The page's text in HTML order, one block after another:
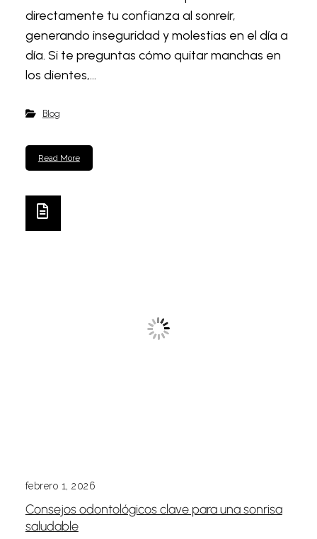
directamente tu confianza al sonreír,
generando inseguridad y molestias en el día a
día. Si te preguntas cómo quitar manchas en
los dientes,...
Blog
Read More
febrero 1, 2026
Consejos odontológicos clave para una sonrisa
saludable